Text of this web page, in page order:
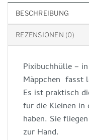
BESCHREIBUNG
REZENSIONEN (0)
Pixibuchhülle –
Mäppchen fasst
Es ist praktisch
für die Kleinen in
haben. Sie
zur Hand.